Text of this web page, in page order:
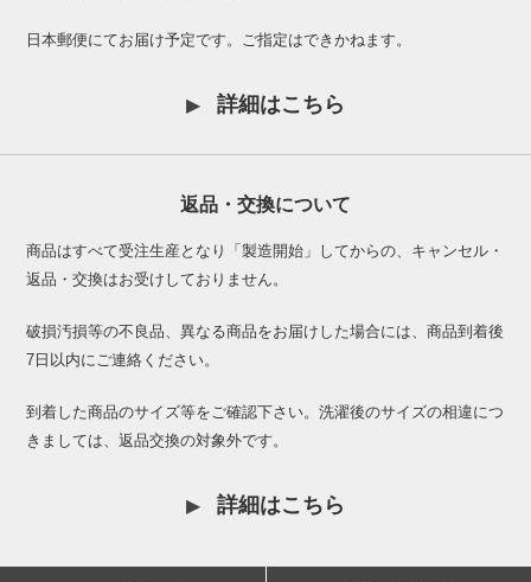
日本郵便にてお届け予定です。ご指定はできかねます。
詳細はこちら
返品・交換について
商品はすべて受注生産となり「製造開始」してからの、キャンセル・
返品・交換はお受けしておりません。
破損汚損等の不良品、異なる商品をお届けした場合には、商品到着後
7日以内にご連絡ください。
到着した商品のサイズ等をご確認下さい。洗濯後のサイズの相違につ
きましては、返品交換の対象外です。
詳細はこちら